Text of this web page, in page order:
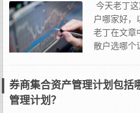
今天老丁
户哪家好，
老丁在文章
散户选哪个
券商集合资产管理计划包括
管理计划？